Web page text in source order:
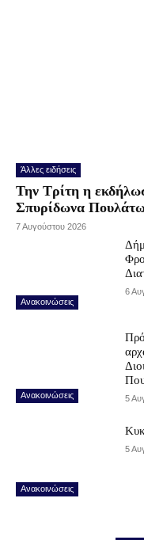
Άλλες ειδήσεις
Την Τρίτη η
Σπυρίδωνα
7 Αυγούστου 2026
Ανακοινώσεις
6
Ανακοινώσεις 5
Ανακοινώσεις
5